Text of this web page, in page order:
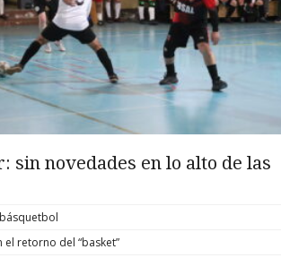
sin novedades en lo alto de las
retorno del “basket”